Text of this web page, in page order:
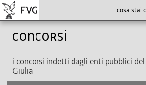
Concorsi
i concorsi indetti dagli enti pubblici del
Giulia